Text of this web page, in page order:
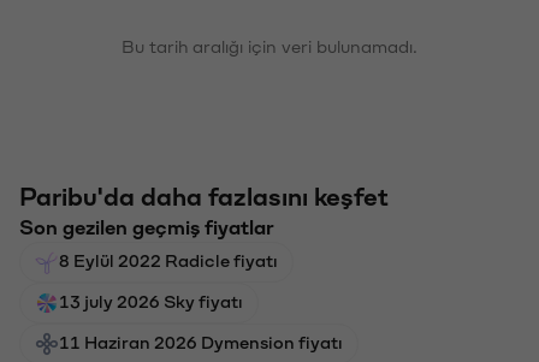
Bu tarih aralığı için veri bulunamadı.
Paribu'da daha fazlasını keşfet
Son gezilen geçmiş fiyatlar
8 Eylül 2022 Radicle fiyatı
13 july 2026 Sky fiyatı
11 Haziran 2026 Dymension fiyatı